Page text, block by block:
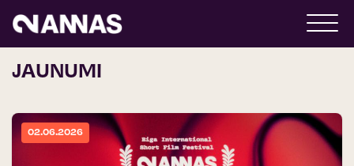
JAUNUMI
02.06.2026